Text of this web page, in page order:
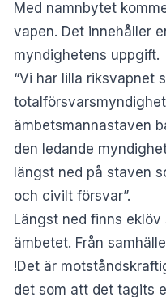
Med namnbytet
vapen. Det innehåller
myndighetens uppgift.
“Vi har lilla riksvapnet
ämbetsmannastaven
den ledande
längst ned på staven
och civilt försvar”.
Längst ned finns
ämbetet. Från
!Det är
det som att det tagits